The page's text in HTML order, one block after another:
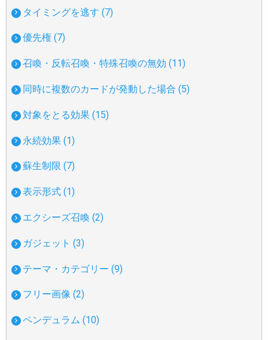
タイミングを逃す (7)
優先権 (7)
召喚・反転召喚・特殊召喚の無効 (11)
同時に複数のカードが発動した場合 (5)
対象をとる効果 (15)
永続効果 (1)
蘇生制限 (7)
表示形式 (1)
エクシーズ召喚 (2)
ガジェット (3)
テーマ・カテゴリー (9)
フリー画像 (2)
ペンデュラム (10)